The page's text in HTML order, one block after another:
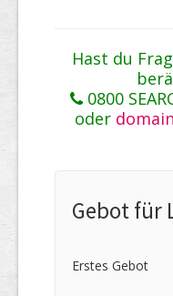
Hast du
0800
oder
Gebot für
Erstes Gebot